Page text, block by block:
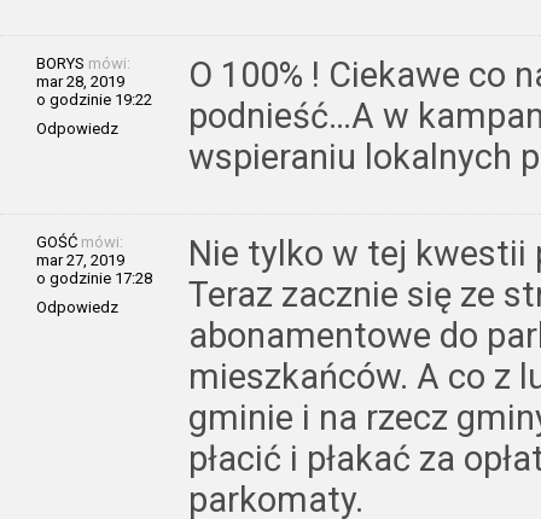
BORYS mówi:
mar 28, 2019
o godzinie 19:22
Odpowiedz
O 100% ! Ciekawe co
podnieść…A w
wspieraniu lokalnych
GOŚĆ mówi:
mar 27, 2019
o godzinie 17:28
Odpowiedz
Nie tylko w tej kwestii
Teraz zacznie się ze
abonamentowe do
mieszkańców. A co z
gminie i na rzecz
płacić i płakać za
parkomaty.